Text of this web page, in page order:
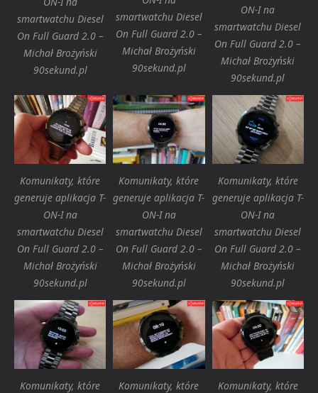
smartwatchu Diesel
On Full Guard 2.0 –
Michał Brożyński
90sekund.pl
smartwatchu Diesel
On Full Guard 2.0 –
Michał Brożyński
90sekund.pl
ON-I na
smartwatchu Diesel
On Full Guard 2.0 –
Michał Brożyński
90sekund.pl
Komunikaty, które
generuje aplikacja T-
ON-I na
smartwatchu Diesel
On Full Guard 2.0 –
Michał Brożyński
90sekund.pl
Komunikaty, które
generuje aplikacja T-
ON-I na
smartwatchu Diesel
On Full Guard 2.0 –
Michał Brożyński
90sekund.pl
Komunikaty, które
generuje aplikacja T-
ON-I na
smartwatchu Diesel
On Full Guard 2.0 –
Michał Brożyński
90sekund.pl
Komunikaty, które
Komunikaty, które
Komunikaty, które